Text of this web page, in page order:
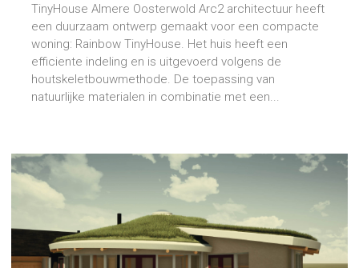
TinyHouse Almere Oosterwold Arc2 architectuur heeft
een duurzaam ontwerp gemaakt voor een compacte
woning: Rainbow TinyHouse. Het huis heeft een
efficiente indeling en is uitgevoerd volgens de
houtskeletbouwmethode. De toepassing van
natuurlijke materialen in combinatie met een...